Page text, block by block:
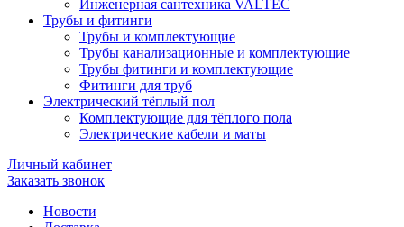
Инженерная сантехника VALTEC
Трубы и фитинги
Трубы и комплектующие
Трубы канализационные и комплектующие
Трубы фитинги и комплектующие
Фитинги для труб
Электрический тёплый пол
Комплектующие для тёплого пола
Электрические кабели и маты
Личный кабинет
Заказать звонок
Новости